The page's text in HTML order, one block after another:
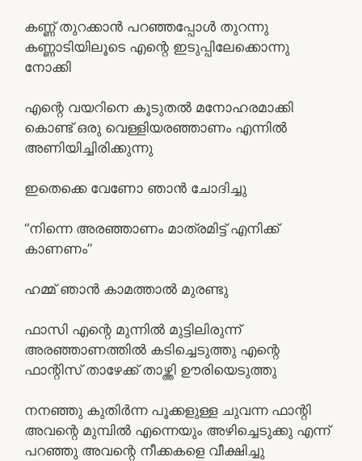
കണ്ണ് തുറക്കാൻ പറഞ്ഞപ്പോൾ തുറന്നു
കണ്ണാടിയിലൂടെ എന്റെ ഇടുപ്പിലേക്കൊന്നു
നോക്കി
എന്റെ വയറിനെ കൂടുതൽ മനോഹരമാക്കി
കൊണ്ട് ഒരു വെള്ളിയരഞ്ഞാണം എന്നിൽ
അണിയിച്ചിരിക്കുന്നു
ഇതെക്കെ വേണോ ഞാൻ ചോദിച്ചു
“നിന്നെ അരഞ്ഞാണം മാത്രമിട്ട് എനിക്ക്
കാണണം”
ഹമ്മ് ഞാൻ കാമത്താൽ മുരണ്ടു
ഫാസി എന്റെ മുന്നിൽ മുട്ടിലിരുന്ന്
അരഞ്ഞാണത്തിൽ കടിച്ചെടുത്തു എന്റെ
ഫാന്റിസ് താഴേക്ക് താഴ്ത്തി ഊരിയെടുത്തു
നനഞ്ഞു കുതിർന്ന പൂക്കളുള്ള ചുവന്ന ഫാന്റി
അവന്റെ മുമ്പിൽ എന്നെയും അഴിച്ചെടുക്കു എന്ന്
പറഞ്ഞു അവന്റെ നീക്കകളെ വീക്ഷിച്ചു